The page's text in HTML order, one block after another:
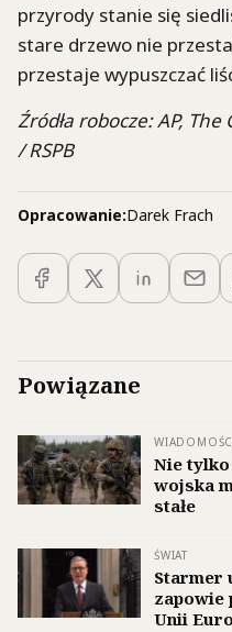
przyrody stanie się
stare drzewo nie
przestaje wypuszczać
Źródła robocze: AP,
/ RSPB
Opracowanie:Darek Frach
Powiązane
Nie
wojska
stałe
ŚWIAT
Starmer
zapowie
Unii